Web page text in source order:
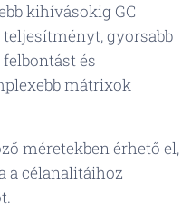
kihívásokig GC
gyorsabb
és
mátrixok
méretekben érhető el,
a célanalitáihoz